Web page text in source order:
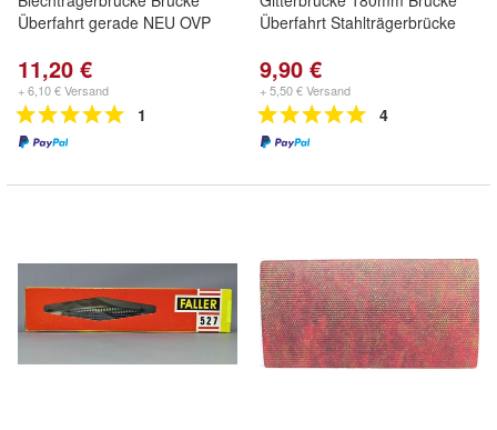
Überfahrt gerade NEU OVP
11,20 €
+ 6,10 € Versand
1
Überfahrt Stahlträgerbrücke
9,90 €
+ 5,50 € Versand
4